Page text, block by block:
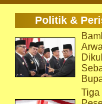
Politik &
Tiga